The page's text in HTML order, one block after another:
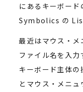
にあるキーボード
Symbolics の
最近はマウス・メ
ファイル名を入力
キーボード主体
とマウス・メニ